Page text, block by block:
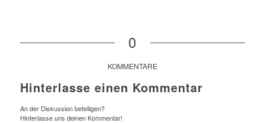
0
KOMMENTARE
Hinterlasse einen Kommentar
An der Diskussion beteiligen?
Hinterlasse uns deinen Kommentar!